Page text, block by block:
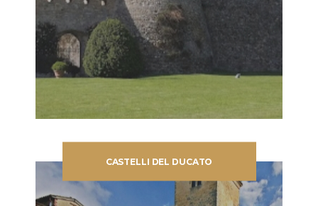
CASTELLI DEL DUCATO